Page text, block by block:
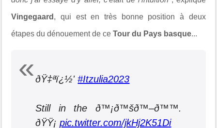
Vingegaard , qui est en très bonne position à deux
étapes du dénouement de ceTour du Pays basque...
ðŸ‡ªï¿½'#Itzulia2023
Still in the ð™¡ð™šð™–ð™™.
ðŸŸ¡pic.twitter.com/jkHj2K51Di